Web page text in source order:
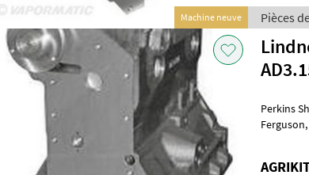
Machine neuve
Pièces
Perkins Short Motor
Ferguson, Lindner & Landini sowie weitere Modelle. Hochwertiger